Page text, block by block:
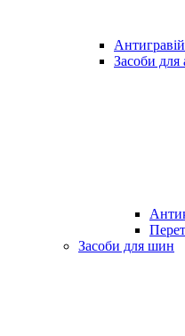
Засоби для
Засоби для шин